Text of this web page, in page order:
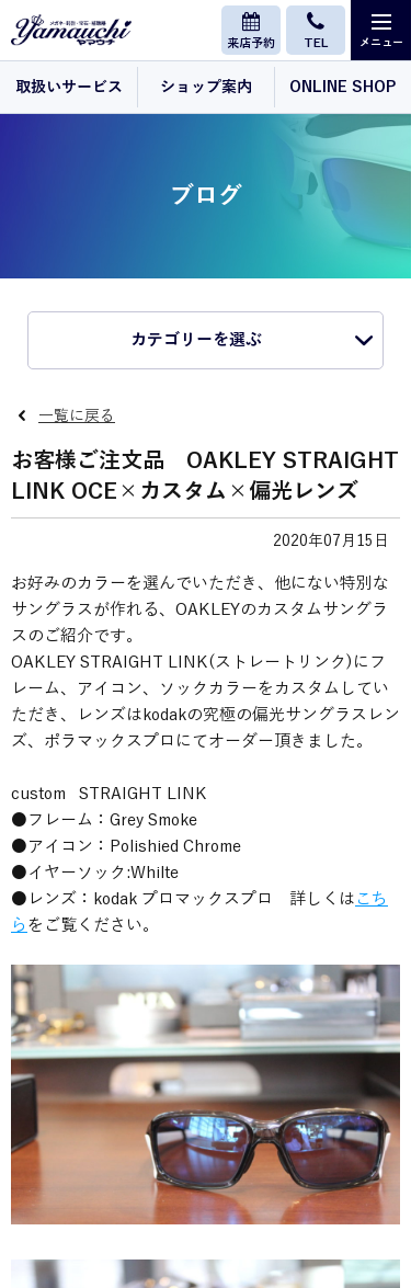
来店予約 TEL
取扱いサービス ショップ案内 ONLINE SHOP
ブログ
カテゴリーを選ぶ
一覧に戻る
お客様ご注文品 OAKLEY STRAIGHT
LINK OCE×カスタム×偏光レンズ
2020年07月15日
お好みのカラーを選んでいただき、他にない特別な
サングラスが作れる、OAKLEYのカスタムサングラ
スのご紹介です。
OAKLEY STRAIGHT LINK(ストレートリンク)にフ
レーム、アイコン、ソックカラーをカスタムしてい
ただき、レンズはkodakの究極の偏光サングラスレン
ズ、ポラマックスプロにてオーダー頂きました。
custom STRAIGHT LINK
●フレーム：Grey Smoke
●アイコン：Polishied Chrome
●イヤーソック:Whilte
●レンズ：kodak プロマックスプロ 詳しくは こち
ら をご覧ください。